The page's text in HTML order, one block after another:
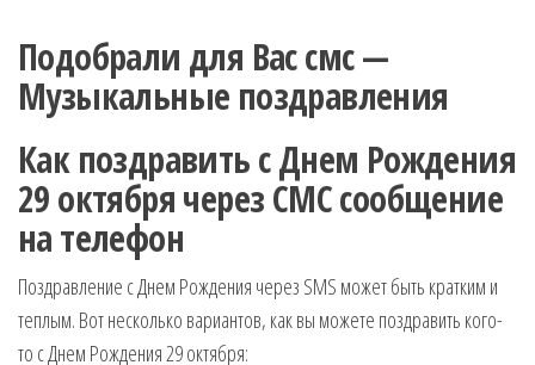
Подобрали для Вас смс —
Музыкальные поздравления
Как поздравить с Днем Рождения
29 октября через СМС сообщение
на телефон
Поздравление с Днем Рождения через SMS может быть кратким и
теплым. Вот несколько вариантов, как вы можете поздравить кого-
то с Днем Рождения 29 октября: